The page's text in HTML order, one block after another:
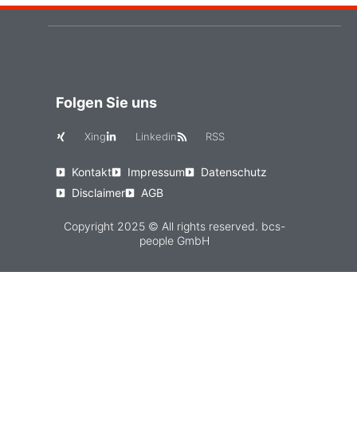
Folgen Sie uns
Xing Linkedin RSS
Kontakt Impressum
Datenschutz
Disclaimer
AGB
Copyright 2025 © All rights reserved. bcs-
people GmbH